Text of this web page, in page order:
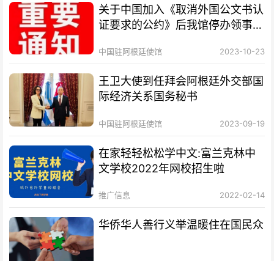
关于中国加入《取消外国公文书认
证要求的公约》后我馆停办领事认
中国驻阿根廷使馆 2023-10-23
王卫大使到任拜会阿根廷外交部国
际经济关系国务秘书
中国驻阿根廷使馆 2023-09-19
在家轻轻松松学中文:富兰克林中
文学校2022年网校招生啦
推广信息 2022-02-14
华侨华人善行义举温暖住在国民众